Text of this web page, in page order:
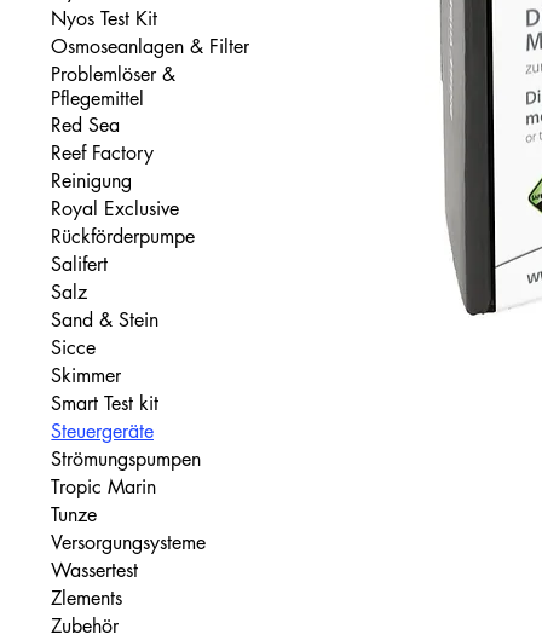
Nyos Test Kit
Osmoseanlagen & Filter
Problemlöser &
Pflegemittel
Red Sea
Reef Factory
Reinigung
Royal Exclusive
Rückförderpumpe
Salifert
Salz
Sand & Stein
Sicce
Skimmer
Smart Test kit
Steuergeräte
Strömungspumpen
Tropic Marin
Tunze
Versorgungsysteme
Wassertest
Zlements
Zubehör